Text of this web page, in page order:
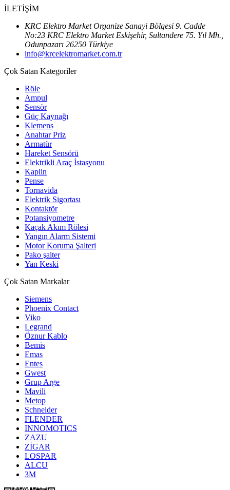
İLETİŞİM
KRC Elektro Market Organize Sanayi Bölgesi 9. Cadde
No:23 KRC Elektro Market Eskişehir, Sultandere 75. Yıl Mh.,
Odunpazarı 26250 Türkiye
info@krcelektromarket.com.tr
Çok Satan Kategoriler
Röle
Ampul
Sensör
Güç Kaynağı
Klemens
Anahtar Priz
Armatür
Hareket Sensörü
Elektrikli Araç İstasyonu
Kaplin
Pense
Tornavida
Elektrik Sigortası
Kontaktör
Potansiyometre
Kaçak Akım Rölesi
Yangın Alarm Sistemi
Motor Koruma Şalteri
Pako şalter
Yan Keski
Çok Satan Markalar
Siemens
Phoenix Contact
Viko
Legrand
Öznur Kablo
Bemis
Emas
Entes
Gwest
Grup Arge
Mavili
Metop
Schneider
FLENDER
INNOMOTICS
ZAZU
ZİGAR
LOSPAR
ALCU
3M